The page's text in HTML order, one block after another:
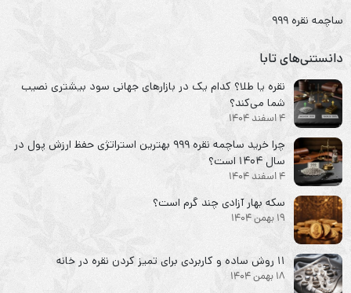
ساچمه نقره ۹۹۹
دانستنی‌های تابا
نقره یا طلا؟ کدام یک در بازارهای جهانی سود بیشتری نصیب
شما می‌کند؟
4 اسفند 1404
چرا خرید ساچمه نقره ۹۹۹ بهترین استراتژی حفظ ارزش پول در
سال ۱۴۰۴ است؟
4 اسفند 1404
سکه‌ بهار آزادی چند گرم است؟
19 بهمن 1404
۱۱ روش ساده و کاربردی برای تمیز کردن نقره در خانه
18 بهمن 1404